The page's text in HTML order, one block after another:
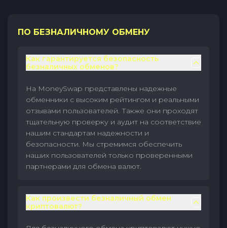
ПО БЕЗНАЛИЧНОМУ ОБМЕНУ
Как гарантируется безопасность
безналичных обменов?
На MoneySwap представлены надежные
обменники с высоким рейтингом и реальными
отзывами пользователей. Также они проходят
тщательную проверку и аудит на соответствие
нашим стандартам надежности и
безопасности. Мы стремимся обеспечить
наших пользователей только проверенными
партнерами для обмена валют.
Как произвести безналичный обмен
криптовалют?